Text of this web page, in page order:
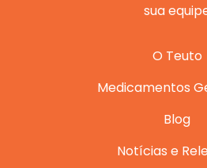
sua
O Teuto
Medicamentos
Blog
Notícias e